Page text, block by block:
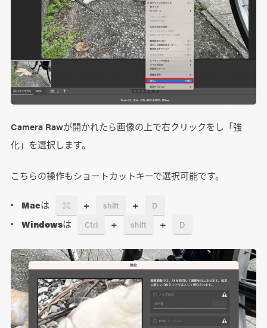
Camera Rawが開かれたら画像の上で右クリックをし「強
化」を選択します。
こちらの操作もショートカットキーで選択可能です。
Macは ⌘ + shift + D
Windowsは Ctrl + shift + D